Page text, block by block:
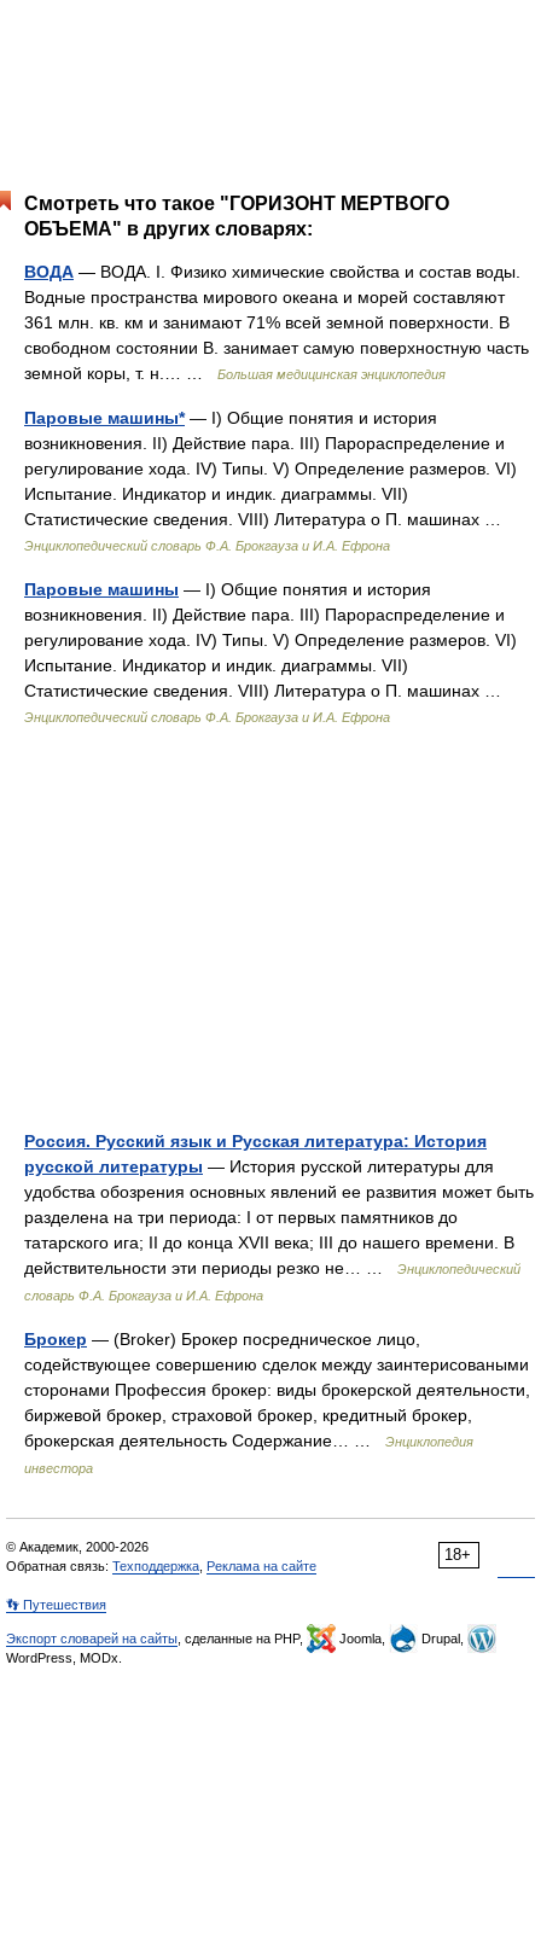
Смотреть что такое "ГОРИЗОНТ МЕРТВОГО
ОБЪЕМА" в других словарях:
ВОДА — ВОДА. I. Физико химические свойства и состав воды.
Водные пространства мирового океана и морей составляют
361 млн. кв. км и занимают 71% всей земной поверхности. В
свободном состоянии В. занимает самую поверхностную часть
земной коры, т. н.… …
Большая медицинская энциклопедия
Паровые машины*— I) Общие понятия и история
возникновения. II) Действие пара. III) Парораспределение и
регулирование хода. IV) Типы. V) Определение размеров. VI)
Испытание. Индикатор и индик. диаграммы. VII)
Статистические сведения. VIII) Литература о П. машинах …
Энциклопедический словарь Ф.А. Брокгауза и И.А. Ефрона
Паровые машины — I) Общие понятия и история
возникновения. II) Действие пара. III) Парораспределение и
регулирование хода. IV) Типы. V) Определение размеров. VI)
Испытание. Индикатор и индик. диаграммы. VII)
Статистические сведения. VIII) Литература о П. машинах …
Энциклопедический словарь Ф.А. Брокгауза и И.А. Ефрона
Россия. Русский язык и Русская литература: История
русской литературы — История русской литературы для
удобства обозрения основных явлений ее развития может быть
разделена на три периода: I от первых памятников до
татарского ига; II до конца XVII века; III до нашего времени. В
действительности эти периоды резко не… …
Энциклопедический
словарь Ф.А. Брокгауза и И.А. Ефрона
Брокер — (Broker) Брокер посредническое лицо,
содействующее совершению сделок между заинтерисоваными
сторонами Профессия брокер: виды брокерской деятельности,
биржевой брокер, страховой брокер, кредитный брокер,
брокерская деятельность Содержание… …
Энциклопедия
инвестора
18+
© Академик, 2000-2026
Обратная связь: Техподдержка Реклама на сайте
👣 Путешествия
Экспорт словарей на сайты , сделанные на PHP, Joomla,
Drupal,
WordPress, MODx.